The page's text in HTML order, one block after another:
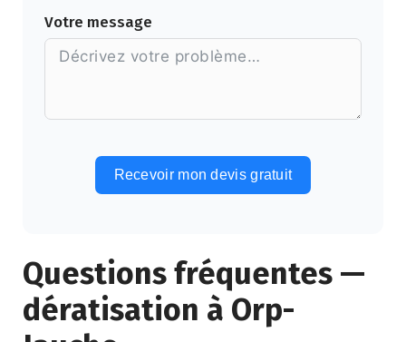
Votre message
Recevoir mon devis gratuit
Questions fréquentes —
dératisation à Orp-